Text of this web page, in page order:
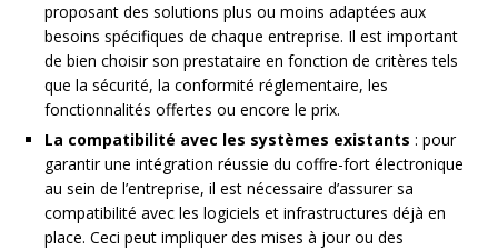
proposant des solutions plus ou moins adaptées aux
besoins spécifiques de chaque entreprise. Il est important
de bien choisir son prestataire en fonction de critères tels
que la sécurité, la conformité réglementaire, les
fonctionnalités offertes ou encore le prix.
La compatibilité avec les systèmes existants : pour
garantir une intégration réussie du coffre-fort électronique
au sein de l’entreprise, il est nécessaire d’assurer sa
compatibilité avec les logiciels et infrastructures déjà en
place. Ceci peut impliquer des mises à jour ou des